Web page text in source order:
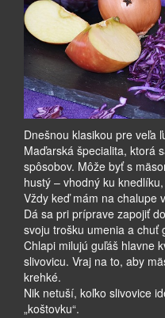
Dnešnou klasikou pre veľa
Maďarská špecialita, ktorá
spôsobov. Môže byť s
hustý – vhodný ku
Vždy keď mám na chalupe
Dá sa pri príprave zapojiť
svoju trošku umenia a chuť
Chlapi milujú guľáš hlavne
slivovicu. Vraj na to, aby
krehké.
Nik netuší, koľko slivovice
„koštovku“.